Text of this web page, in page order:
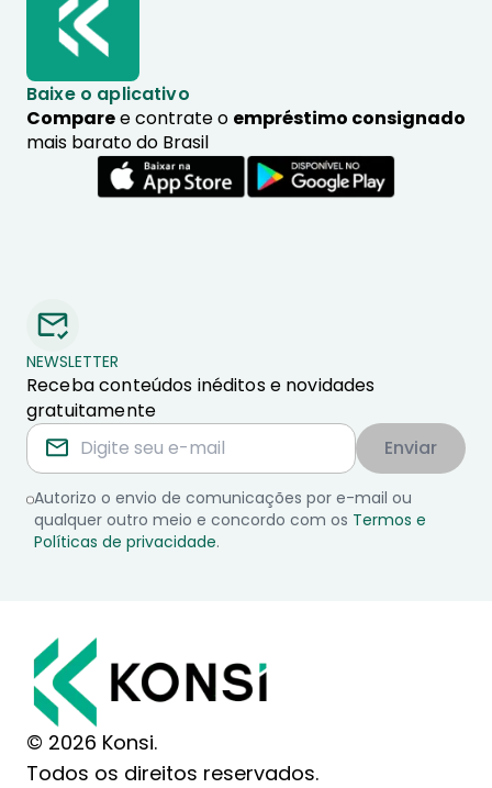
Baixe o aplicativo
Comparee contrate o empréstimo consignado
mais barato do Brasil
NEWSLETTER
Receba conteúdos inéditos e novidades
gratuitamente
Enviar
Autorizo o envio de comunicações por e-mail ou
qualquer outro meio e concordo com os Termos e
Políticas de privacidade.
© 2026 Konsi.
Todos os direitos reservados.